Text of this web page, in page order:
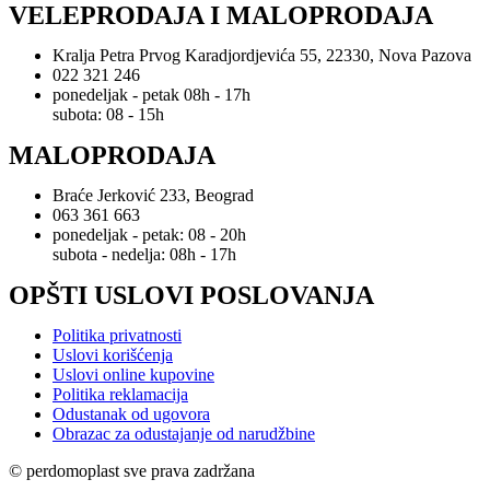
VELEPRODAJA I MALOPRODAJA
Kralja Petra Prvog Karadjordjevića 55, 22330, Nova Pazova
022 321 246
ponedeljak - petak 08h - 17h
subota: 08 - 15h
MALOPRODAJA
Braće Jerković 233, Beograd
063 361 663
ponedeljak - petak: 08 - 20h
subota - nedelja: 08h - 17h
OPŠTI USLOVI POSLOVANJA
Politika privatnosti
Uslovi korišćenja
Uslovi online kupovine
Politika reklamacija
Odustanak od ugovora
Obrazac za odustajanje od narudžbine
© perdomoplast sve prava zadržana